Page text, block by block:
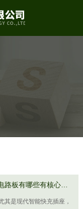
路板有哪些有核心作
其是现代智能快充插座，